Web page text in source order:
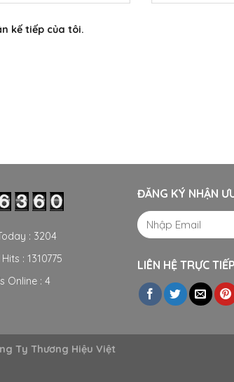
kế tiếp của tôi.
: 3204
: 1310775
Online : 4
ĐĂNG KÝ NHẬN
LIÊN HỆ TRỰC
Ty Thương Hiệu Việt